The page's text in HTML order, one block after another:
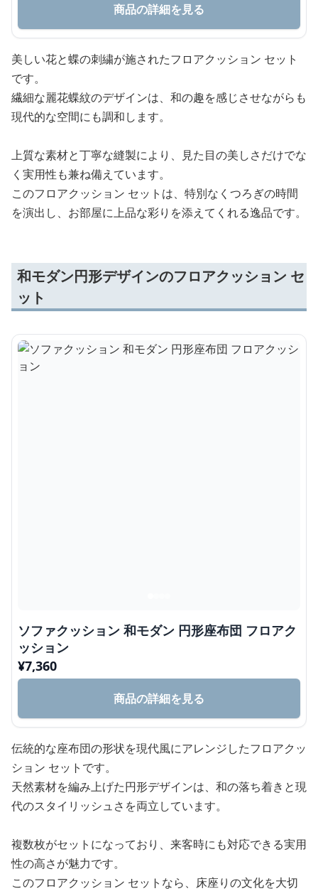
商品の詳細を見る
美しい花と蝶の刺繍が施されたフロアクッション セット
です。
繊細な麗花蝶紋のデザインは、和の趣を感じさせながらも
現代的な空間にも調和します。
上質な素材と丁寧な縫製により、見た目の美しさだけでな
く実用性も兼ね備えています。
このフロアクッション セットは、特別なくつろぎの時間
を演出し、お部屋に上品な彩りを添えてくれる逸品です。
和モダン円形デザインのフロアクッション セ
ット
ソファクッション 和モダン 円形座布団 フロアク
ッション
¥7,360
商品の詳細を見る
伝統的な座布団の形状を現代風にアレンジしたフロアクッ
ション セットです。
天然素材を編み上げた円形デザインは、和の落ち着きと現
代のスタイリッシュさを両立しています。
複数枚がセットになっており、来客時にも対応できる実用
性の高さが魅力です。
このフロアクッション セットなら、床座りの文化を大切